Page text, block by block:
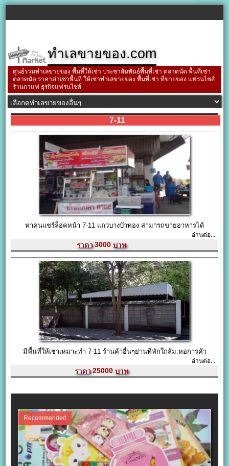
ทำเลขายของ.com
ศูนย์รวมทำเลขายของ พื้นที่ให้เช่า ประชาสัมพันธ์พื้นที่เช่า ตลาดนัด พื้นที่เช่า
ตลาดนัด ราคาค่าเช่าพื้นที่ ให้เช่าทำเลขายของ พื้นที่เช่า ที่ขายของ แฟรนไชส์
ร้านกาแฟ ธุรกิจแฟรนไชส์
7-11
หาคนแชร์ล็อคหน้า 7-11 แถวบางบัวทอง สามารถขายอาหารได้
อ่านต่อ...
3000
มีพื้นที่ให้เช่าเหมาะทำ 7-11 ร้านค้าอื่นๆย่านที่พักใกล้ม.หอการค้า
อ่านต่อ...
25000
Recommended